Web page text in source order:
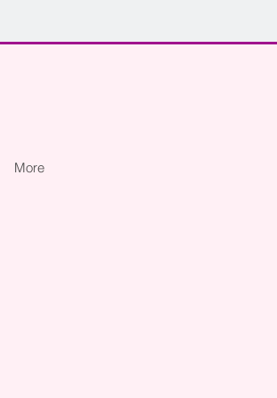
More